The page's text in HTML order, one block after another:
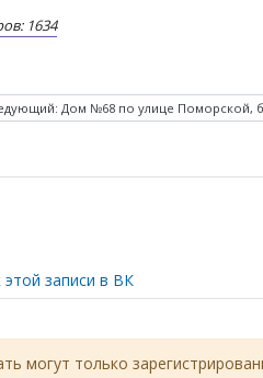
1634
Дом №68 по улице Поморской,
записи в ВК
могут только